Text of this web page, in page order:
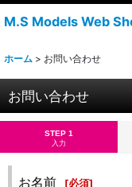
M.S Models Web
ホーム > お問い合わせ
お問い合わせ
STEP 1
入力
お名前 [必須]